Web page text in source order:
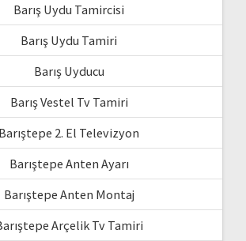
Barış Uydu Tamircisi
Barış Uydu Tamiri
Barış Uyducu
Barış Vestel Tv Tamiri
Barıştepe 2. El Televizyon
Barıştepe Anten Ayarı
Barıştepe Anten Montaj
Arçelik Tv Tamiri